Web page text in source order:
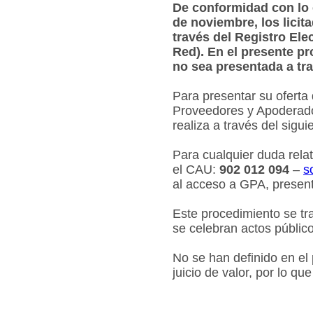
De conformidad con lo
de noviembre, los
través del Registro
Red). En el presente
no sea presentada a
Para presentar su
Proveedores y
realiza a través del
Para cualquier duda
el CAU: 902 012 094 –
al acceso a GPA,
Este procedimiento se
se celebran actos
No se han definido en
juicio de valor, por lo